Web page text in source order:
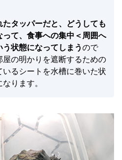
たタッパーだと、どうしても
って、食事への集中＜周囲へ
う状態になってしまうので
屋の明かりを遮断するための
いるシートを水槽に巻いた状
ります。